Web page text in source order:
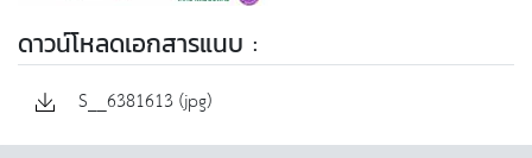
ดาวน์โหลดเอกสารแนบ :
S__6381613 (jpg)